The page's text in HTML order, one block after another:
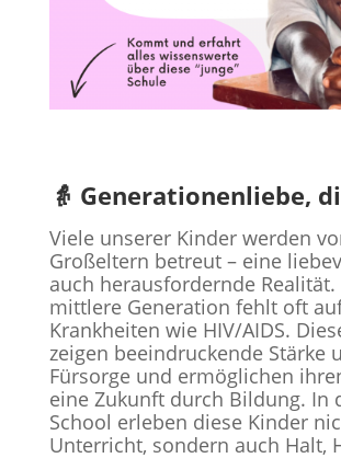
👵 Generationenliebe,
Viele unserer Kinder werden
Großeltern betreut – eine
auch herausfordernde Realität.
mittlere Generation fehlt oft
Krankheiten wie HIV/AIDS.
zeigen beeindruckende Stärke
Fürsorge und ermöglichen
eine Zukunft durch Bildung. In
School erleben diese Kinder
Unterricht, sondern auch Halt,